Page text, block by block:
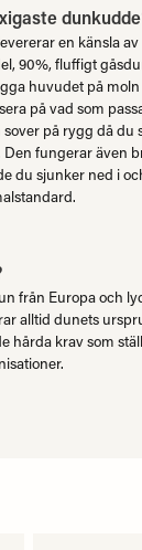
en känsla
90%, fluffigt
huvudet på
på vad som
sover på rygg då
fungerar även
du sjunker ned i
från Europa och
alltid dunets
hårda krav som